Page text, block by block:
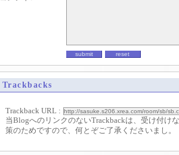
Trackbacks
Trackback URL :
当BlogへのリンクのないTrackbackは、受け付け
策のためですので、何とぞご了承くださいまし。